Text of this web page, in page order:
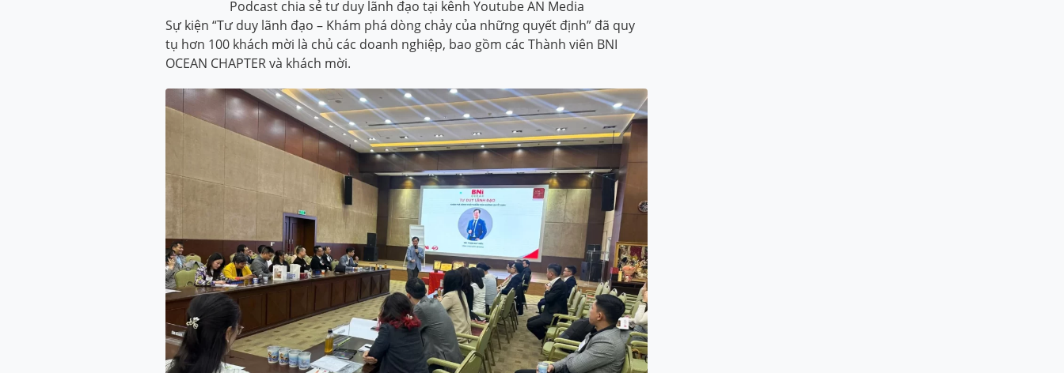
Podcast chia sẻ tư duy lãnh đạo tại kênh Youtube AN Media
Sự kiện “Tư duy lãnh đạo – Khám phá dòng chảy của những quyết định” đã quy
tụ hơn 100 khách mời là chủ các doanh nghiệp, bao gồm các Thành viên BNI
OCEAN CHAPTER và khách mời.